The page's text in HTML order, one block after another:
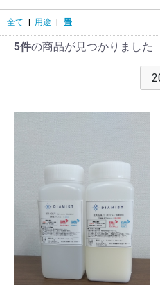
全て 用途 畳
5件の商品が見つかりました